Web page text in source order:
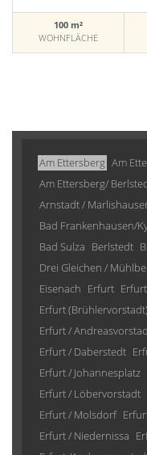
100 m²
WOHNFLÄCHE
Am Ettersberg Am
Am Ettersberg/
Arnstadt /
Bad Frankenhausen/
Bad Sulza Berlstedt
Drei Gleichen /
Eisenach Erfurt
Erfurt (Brühlervorstadt)
Erfurt /
Erfurt / Daberstedt
Erfurt / Johannesplatz
Erfurt / Löbervorstadt
Erfurt / Molsdorf
Erfurt / Niedernissa